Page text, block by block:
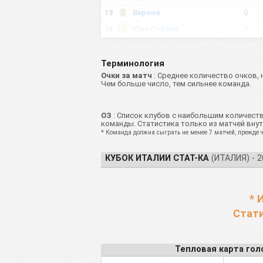
13
Верона 0
16
Лечче
17
Мантова 0
19
Монца
20
Палермо 0
22
Потенца 0
0
27
Торино 0
28
Удинезе 0
Терминология
Очки за матч : Среднее количество очков,
Чем больше число, тем сильнее команда.
ОЗ : Список клубов с наибольшим
команды. Статистика только из матчей
* Команда должна сыграть не менее 7 матчей, прежде
КУБОК ИТАЛИИ СТАТ-КА (ИТАЛИЯ) -
*
Тепловая карта